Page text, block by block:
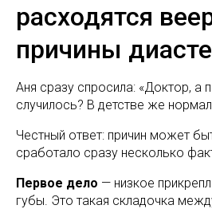
расходятся
причины
Аня сразу спросила: «Доктор, а
случилось? В детстве же
Честный ответ: причин может
сработало сразу несколько
Первое дело — низкое
губы. Это такая складочка